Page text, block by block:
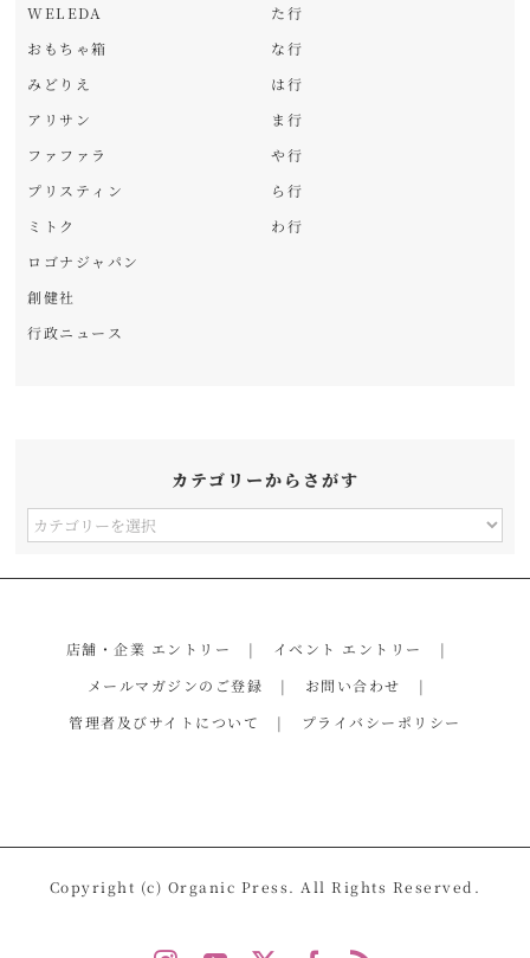
WELEDA
おもちゃ箱
みどりえ
アリサン
ファファラ
プリスティン
ミトク
ロゴナジャパン
創健社
行政ニュース
た行
な行
は行
ま行
や行
ら行
わ行
カテゴリーからさがす
カ
店舗・企業 エントリー
イベント エントリー
メールマガジンのご登録
お問い合わせ
管理者及びサイトについて
プライバシーポリシー
Copyright (c) Organic Press. All Rights Reserved.